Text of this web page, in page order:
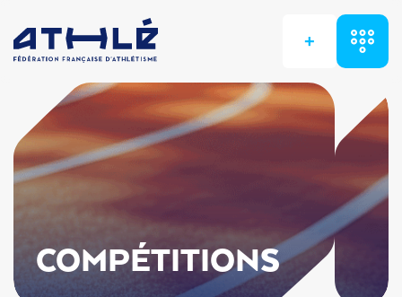
+
COMPÉTITIONS